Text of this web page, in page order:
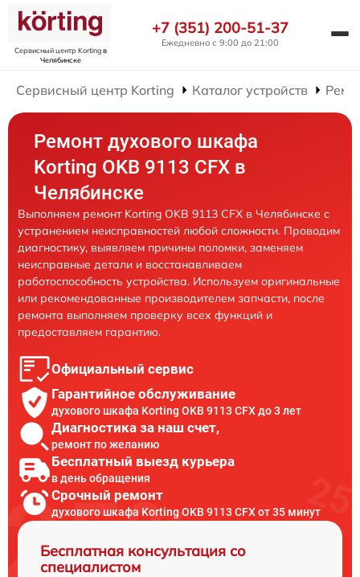
Сервисный центр Kortingв
Челябинске
+7 (351) 200-51-37
Ежедневно с 9:00 до 21:00
Сервисный центр Korting Каталог устройств
Ремонт духового шкафа
Korting OKB 9113 CFX в
Челябинске
Выполняем ремонт Korting OKB 9113 CFX в Челябинске с
устранением неисправностей любой сложности. Проводим
диагностику, выявляем причины поломки, заменяем
неисправные детали и восстанавливаем
работоспособность устройства. Используем оригинальные
или рекомендованные производителем запчасти, после
ремонта выполняем проверку всех функций и
предоставляем гарантию.
Официальный сервис
Гарантийное обслуживание
духового шкафа Korting OKB 9113 CFX до 3 лет
Диагностика за наш счет,
ремонт по желанию
Бесплатный выезд курьера
в день обращения
Срочный ремонт
духового шкафа Korting OKB 9113 CFX от 35 минут
Бесплатная консультация со
специалистом